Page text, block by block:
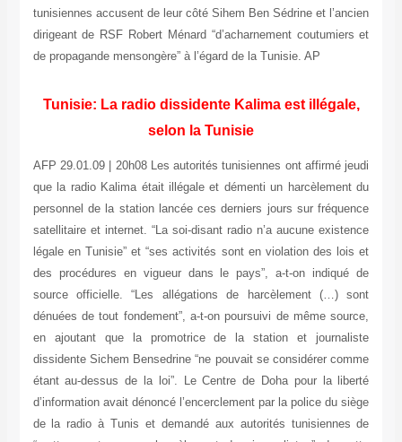
tunisiennes accusent de leur côté Sihem Ben Sédrine et l’ancien
dirigeant de RSF Robert Ménard “d’acharnement coutumiers et
de propagande mensongère” à l’égard de la Tunisie. AP
Tunisie: La radio dissidente Kalima est illégale,
selon la Tunisie
AFP 29.01.09 | 20h08 Les autorités tunisiennes ont affirmé jeudi
que la radio Kalima était illégale et démenti un harcèlement du
personnel de la station lancée ces derniers jours sur fréquence
satellitaire et internet. “La soi-disant radio n’a aucune existence
légale en Tunisie” et “ses activités sont en violation des lois et
des procédures en vigueur dans le pays”, a-t-on indiqué de
source officielle. “Les allégations de harcèlement (…) sont
dénuées de tout fondement”, a-t-on poursuivi de même source,
en ajoutant que la promotrice de la station et journaliste
dissidente Sichem Bensedrine “ne pouvait se considérer comme
étant au-dessus de la loi”. Le Centre de Doha pour la liberté
d’information avait dénoncé l’encerclement par la police du siège
de la radio à Tunis et demandé aux autorités tunisiennes de